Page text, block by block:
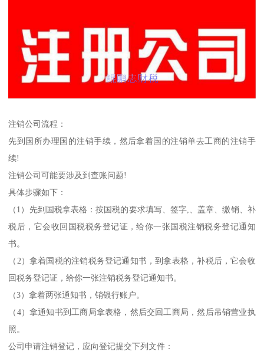
注销公司流程：
先到国所办理国的注销手续，然后拿着国的注销单去工商的注销手
续!
注销公司可能要涉及到查账问题!
具体步骤如下：
（1）先到国税拿表格：按国税的要求填写、签字,、盖章、缴销、补
税后，它会收回国税税务登记证，给你一张国税注销税务登记通知
书。
（2）拿着国税的注销税务登记通知书，到拿表格，补税后，它会收
回税务登记证，给你一张注销税务登记通知书。
（3）拿着两张通知书，销银行账户。
（4）拿通知书到工商局拿表格，然后交回工商局，然后吊销营业执
照。
公司申请注销登记，应向登记提交下列文件：